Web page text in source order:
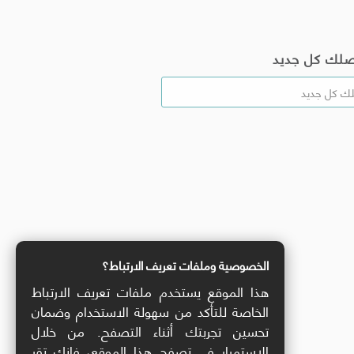
كل جديد
الخصوصية وملفات تعريف الارتباط؟
هذا الموقع يستخدم ملفات تعريف الارتباط
الخاصة للتأكد من سهولة الاستخدام وضمان
تحسين تجربتك أثناء التصفح. من خلال